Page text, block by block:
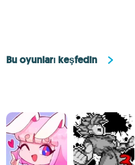
Bu oyunları keşfedin